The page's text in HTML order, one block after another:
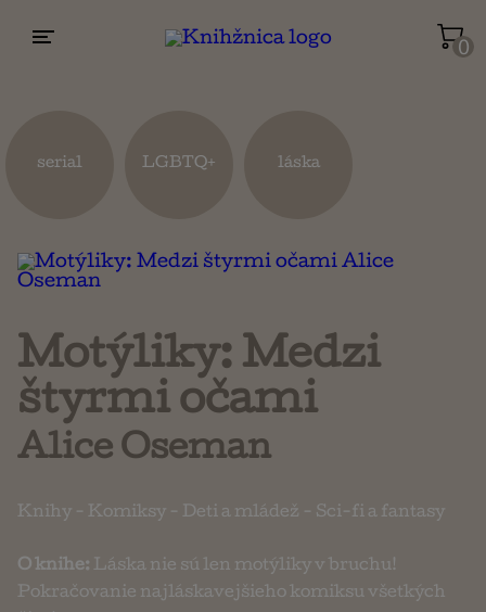
0
Náboženstvo a ezoterika
serial LGBTQ+ láska
Motýliky: Medzi
štyrmi očami
Alice Oseman
Knihy - Komiksy - Deti a mládež - Sci-fi a fantasy
O knihe: Láska nie sú len motýliky v bruchu!
Pokračovanie najláskavejšieho komiksu všetkých